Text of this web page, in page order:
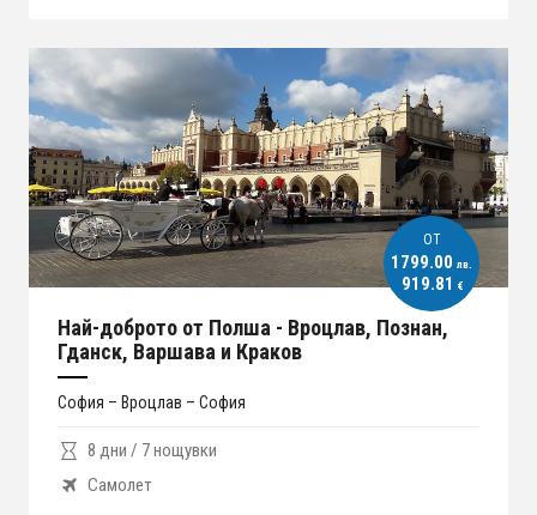
ОT
1799.00 лв.
919.81 €
Най-доброто от Полша - Вроцлав, Познан,
Гданск, Варшава и Краков
София – Вроцлав – София
8 дни / 7 нощувки
Самолет